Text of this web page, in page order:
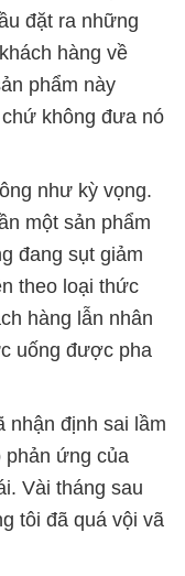
đặt ra những
hàng về
phẩm này
không đưa nó
như kỳ vọng.
một sản phẩm
đang sụt giảm
theo loại thức
hàng lẫn nhân
uống được pha
nhận định sai lầm
phản ứng của
Vài tháng sau
tôi đã quá vội vã